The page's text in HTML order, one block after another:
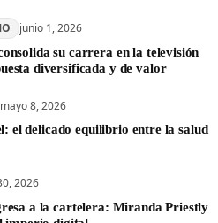
junio 1, 2026
su carrera en la televisión
diversificada y de valor
mayo 8, 2026
el delicado equilibrio entre la salud
2026
a la cartelera: Miranda Priestly